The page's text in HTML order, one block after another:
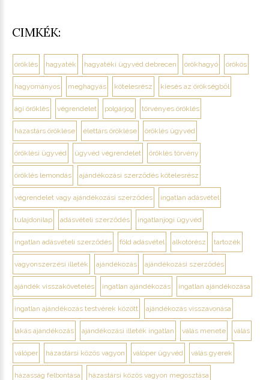
CIMKÉK:
öröklés hagyaték hagyatéki ügyvéd debrecen örökhagyó örökös
hagyományos meghagyás kötelesrész kiesés az örökségből
ági öröklés végrendelet polgárjog törvényes öröklés
házastárs öröklése élettárs öröklése öröklés ügyvéd
öröklési ügyvéd ügyvéd végrendelet öröklés törvény
öröklés lemondás ajándékozási szerződés kötelesrész
végrendelet vagy ajándékozási szerződés ingatlan adásvétel
tulajdonilap adásvételi szerződés ingatlanjogi ügyvéd
ingatlan adásvételi szerződés föld adásvétel alkotórész tartozék
vagyonszerzési illeték ajándékozás ajándékozási szerződés
ajándék visszakövetelés ingatlan ajándékozás ingatlan ajándékozása
ingatlan ajándékozás testvérek között ajándékozás visszavonása
lakás ajándékozás ajándékozási illeték ingatlan válás menete válás
válóper házastársi közös vagyon válóper ügyvéd válás gyerek
házasság felbontása házastársi közös vagyon megosztása